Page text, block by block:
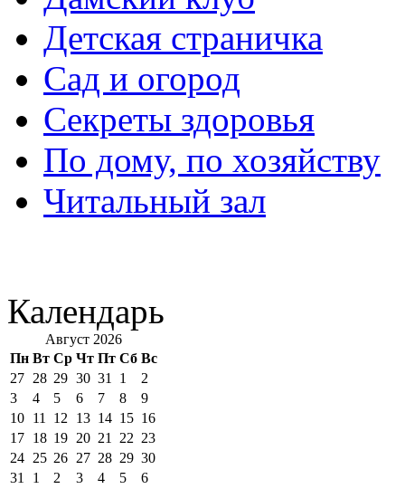
Детская страничка
Сад и огород
Секреты здоровья
По дому, по хозяйству
Читальный зал
Календарь
Август 2026
Пн Вт Ср Чт Пт Сб Вс
27 28 29 30 31 1
2
3
4 5 6 7 8
9
10 11 12 13 14 15 16
17 18 19 20 21 22 23
24 25 26 27 28 29 30
31
1 2 3 4 5 6